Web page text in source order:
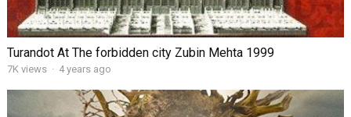
Turandot At The forbidden city Zubin Mehta 1999
7K views · 4 years ago